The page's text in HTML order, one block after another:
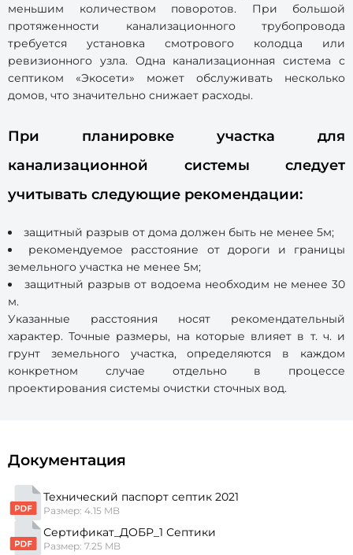
меньшим количеством поворотов. При большой
протяженности канализационного трубопровода
требуется установка смотрового колодца или
ревизионного узла. Одна канализационная система с
септиком «Экосети» может обслуживать несколько
домов, что значительно снижает расходы.
При планировке участка для
канализационной системы следует
учитывать следующие рекомендации:
защитный разрыв от дома должен быть не менее 5м;
рекомендуемое расстояние от дороги и границы
земельного участка не менее 5м;
защитный разрыв от водоема необходим не менее 30
м.
Указанные расстояния носят рекомендательный
характер. Точные размеры, на которые влияет в т. ч. и
грунт земельного участка, определяются в каждом
конкретном случае отдельно в процессе
проектирования системы очистки сточных вод.
Документация
Технический паспорт септик 2021
Размер: 4.15 MB
Сертификат_ДОБР_1 Септики
Размер: 7.25 MB